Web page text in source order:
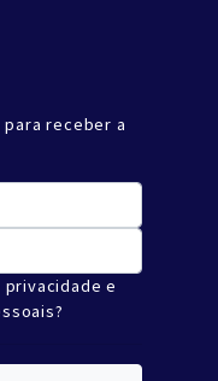
para receber a
e